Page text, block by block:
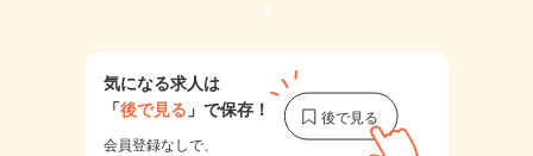
1
気になる求人は
「後で見る 」で保存！
会員登録なしで、